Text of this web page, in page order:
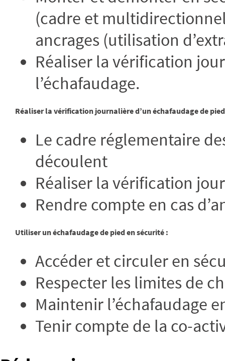
(cadre et
ancrages (utilisation
Réaliser la vérification
l’échafaudage.
Réaliser la vérification journalière d’un échafaudage de
Le cadre réglementaire
découlent
Réaliser la vérification
Rendre compte en cas
Utiliser un échafaudage de pied en sécurité :
Accéder et circuler en
Respecter les limites de
Maintenir l’échafaudage
Tenir compte de la co-